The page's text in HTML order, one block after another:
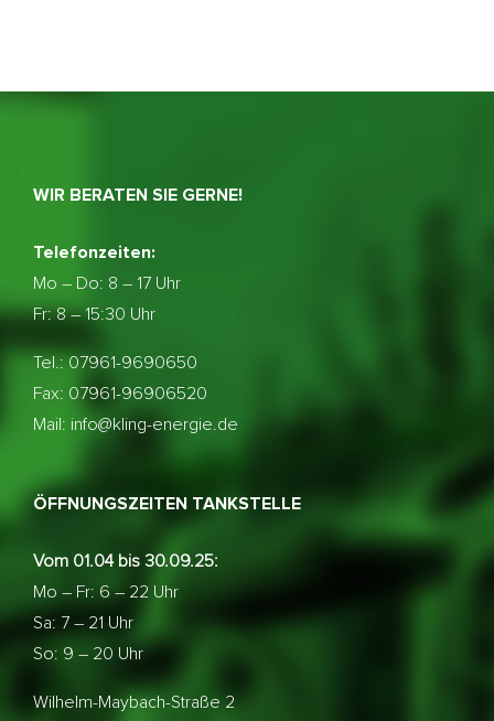
WIR BERATEN SIE GERNE!
Telefonzeiten:
Mo – Do: 8 – 17 Uhr
Fr: 8 – 15:30 Uhr
Tel.: 07961-9690650
Fax: 07961-96906520
Mail: info@kling-energie.de
ÖFFNUNGSZEITEN TANKSTELLE
Vom 01.04 bis 30.09.25:
Mo – Fr: 6 – 22 Uhr
Sa: 7 – 21 Uhr
So: 9 – 20 Uhr
Wilhelm-Maybach-Straße 2